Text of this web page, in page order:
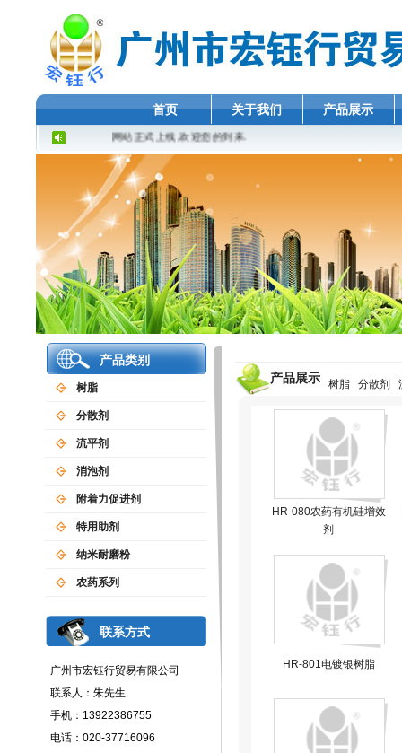
首页 关于我们 产品展示
网站正式上线,欢迎您的到来.
产品类别
树脂
分散剂
流平剂
消泡剂
附着力促进剂
特用助剂
纳米耐磨粉
农药系列
联系方式
广州市宏钰行贸易有限公司
联系人：朱先生
手机：13922386755
电话：020-37716096
产品展示 树脂 分散剂
HR-080农药有机硅增效
剂
HR-801电镀银树脂